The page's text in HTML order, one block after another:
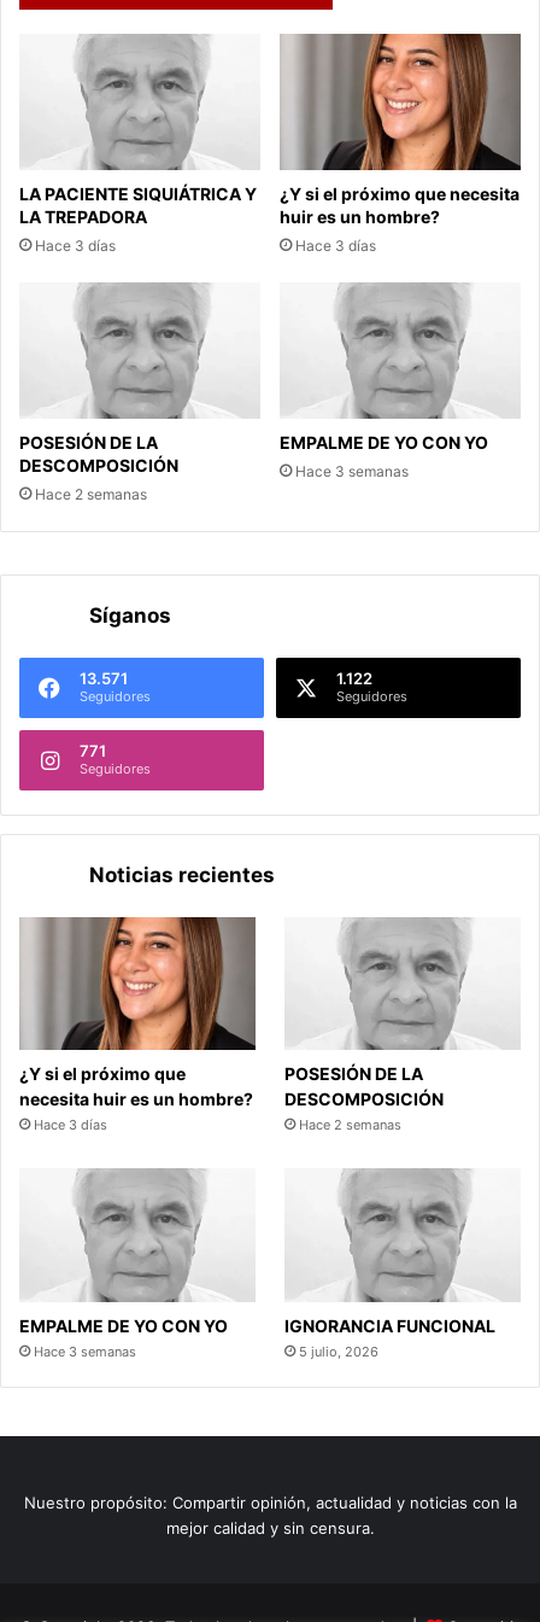
LA PACIENTE SIQUIÁTRICA Y
LA TREPADORA
Hace 3 días
¿Y si el próximo que necesita
huir es un hombre?
Hace 3 días
POSESIÓN DE LA
DESCOMPOSICIÓN
Hace 2 semanas
EMPALME DE YO CON YO
Hace 3 semanas
Síganos
13.571
Seguidores
1.122
Seguidores
771
Seguidores
Noticias recientes
¿Y si el próximo que
necesita huir es un hombre?
Hace 3 días
POSESIÓN DE LA
DESCOMPOSICIÓN
Hace 2 semanas
EMPALME DE YO CON YO
Hace 3 semanas
IGNORANCIA FUNCIONAL
5 julio, 2026
Nuestro propósito: Compartir opinión, actualidad y noticias con la
mejor calidad y sin censura.